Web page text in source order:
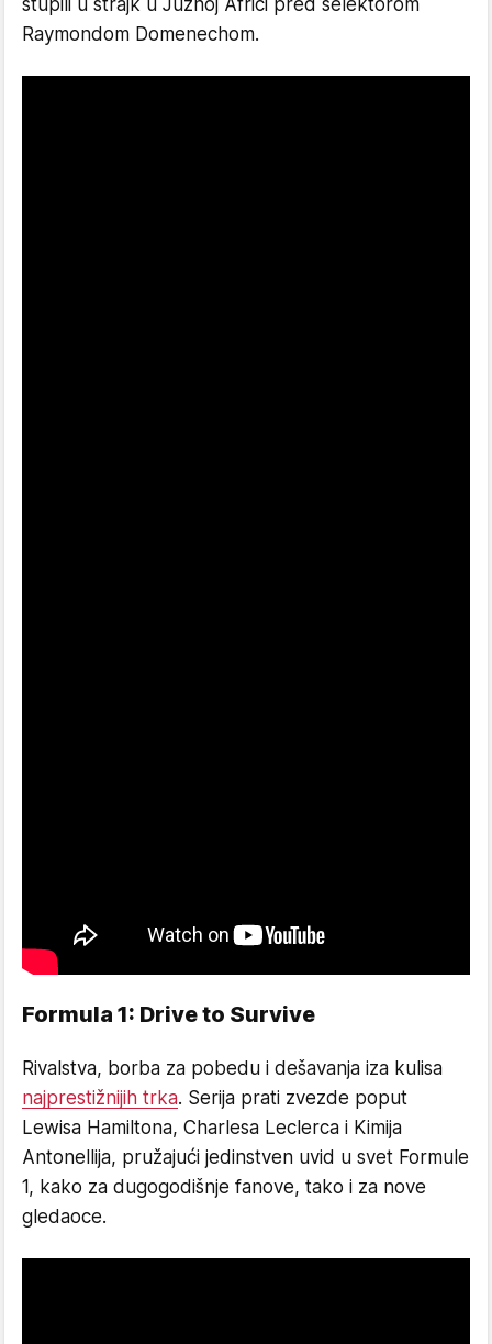
Raymondom Domenechom.
Formula 1: Drive to Survive
Rivalstva, borba za pobedu i dešavanja iza kulisa
najprestižnijih trka. Serija prati zvezde poput
Lewisa Hamiltona, Charlesa Leclerca i Kimija
Antonellija, pružajući jedinstven uvid u svet Formule
1, kako za dugogodišnje fanove, tako i za nove
gledaoce.